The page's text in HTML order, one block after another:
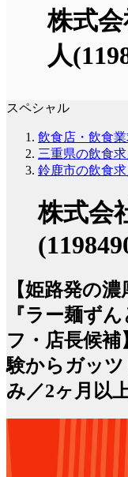
株式
人
スペシャル
飲食店・飲食業
三重県の飲食求
鈴鹿市の飲食求
株式会
【姫路発の
『ラー麺ず
フ・店長候
験からガッツ
み／2ヶ月以